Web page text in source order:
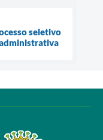
seletivo